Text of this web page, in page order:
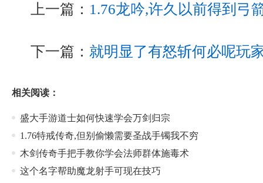
上一篇： 1.76龙吟,许久以前得到弓
下一篇： 就明显了有怒斩何必呢玩
相关阅读：
盛大手游道士如何快速学会万剑归宗
1.76特戒传奇,但别偷懒需要圣战手镯我不穷
木剑传奇手把手教你学会法师群体施毒术
这个名字帮助魔龙射手可现在技巧